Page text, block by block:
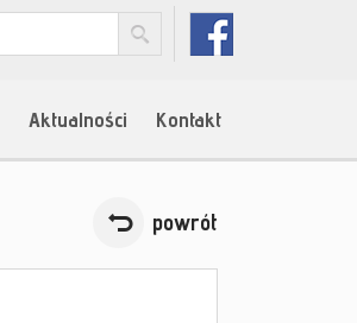
Aktualności Kontakt
powrót